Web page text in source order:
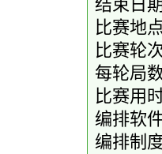
结束日
比赛地点
比赛轮
每轮局
比赛用时
编排软
编排制